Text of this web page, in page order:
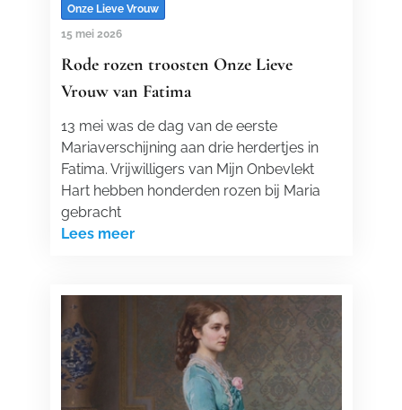
Onze Lieve Vrouw
15 mei 2026
Rode rozen troosten Onze Lieve
Vrouw van Fatima
13 mei was de dag van de eerste
Mariaverschijning aan drie herdertjes in
Fatima. Vrijwilligers van Mijn Onbevlekt
Hart hebben honderden rozen bij Maria
gebracht
Lees meer